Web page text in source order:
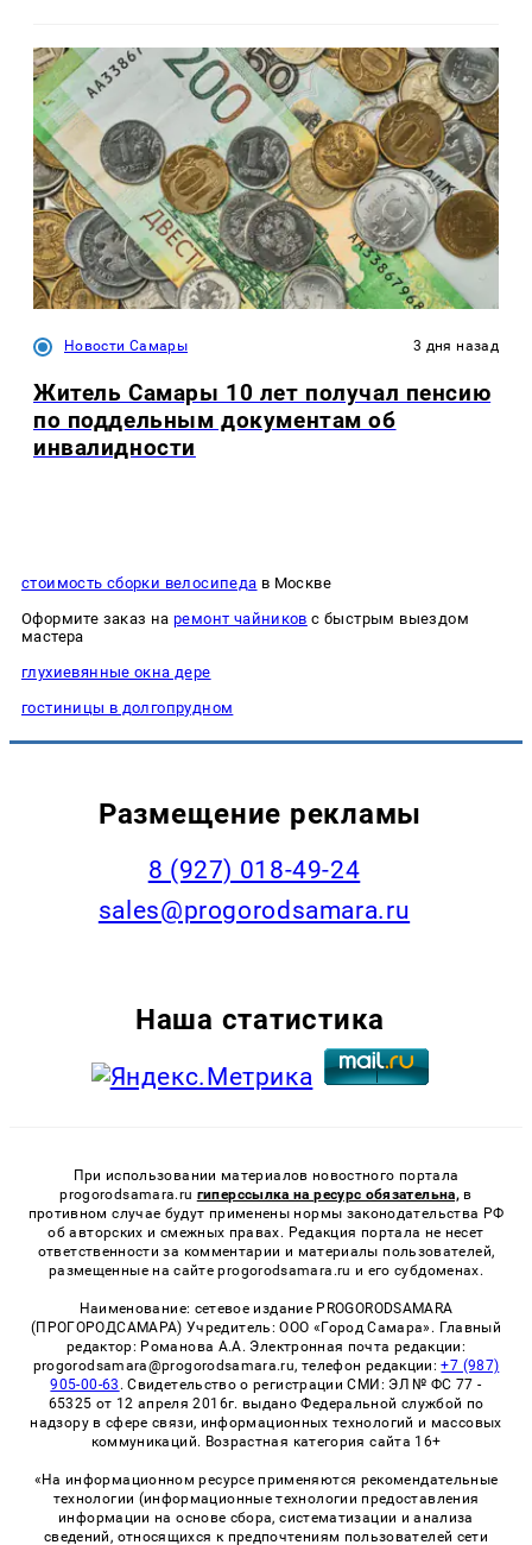
Новости Самары 3 дня назад
Житель Самары 10 лет получал пенсию
по поддельным документам об
инвалидности
стоимость сборки велосипеда в Москве
Оформите заказ наремонт чайников с быстрым выездом
мастера
глухиевянные окна дере
гостиницы в долгопрудном
Размещение рекламы
8 (927) 018-49-24
sales@progorodsamara.ru
Наша статистика
При использовании материалов новостного портала
progorodsamara.ru гиперссылка на ресурс обязательна, в
противном случае будут применены нормы законодательства РФ
об авторских и смежных правах. Редакция портала не несет
ответственности за комментарии и материалы пользователей,
размещенные на сайте progorodsamara.ru и его субдоменах.
Наименование: сетевое издание PROGORODSAMARA
(ПРОГОРОДСАМАРА) Учредитель: ООО «Город Самара». Главный
редактор: Романова А.А. Электронная почта редакции:
progorodsamara@progorodsamara.ru, телефон редакции:+7 (987)
905-00-63 . Свидетельство о регистрации СМИ: ЭЛ № ФС 77 -
65325 от 12 апреля 2016г. выдано Федеральной службой по
надзору в сфере связи, информационных технологий и массовых
коммуникаций. Возрастная категория сайта 16+
«На информационном ресурсе применяются рекомендательные
технологии (информационные технологии предоставления
информации на основе сбора, систематизации и анализа
сведений, относящихся к предпочтениям пользователей сети